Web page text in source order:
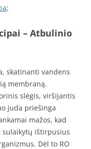
;
– Atbulinio
skatinanti vandens
membraną.
slėgis, viršijantis
juda priešinga
mažos, kad
sulaikytų ištirpusius
Dėl to RO